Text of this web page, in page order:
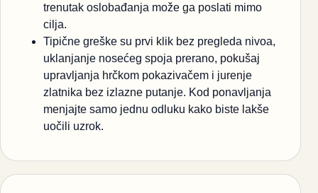
trenutak oslobađanja može ga poslati mimo
cilja.
Tipične greške su prvi klik bez pregleda nivoa,
uklanjanje nosećeg spoja prerano, pokušaj
upravljanja hrčkom pokazivačem i jurenje
zlatnika bez izlazne putanje. Kod ponavljanja
menjajte samo jednu odluku kako biste lakše
uočili uzrok.